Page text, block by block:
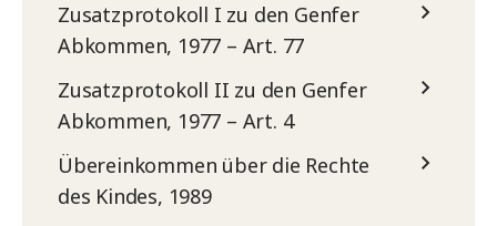
Zusatzprotokoll I zu den Genfer
Abkommen, 1977 – Art. 77
Zusatzprotokoll II zu den Genfer
Abkommen, 1977 – Art. 4
Übereinkommen über die Rechte
des Kindes, 1989